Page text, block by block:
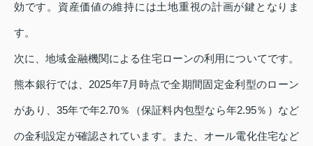
効です。資産価値の維持には土地重視の計画が鍵となりま
す。
次に、地域金融機関による住宅ローンの利用についてです。
熊本銀行では、2025年7月時点で全期間固定金利型のローン
があり、35年で年2.70％（保証料内包型なら年2.95％）など
の金利設定が確認されています。また、オール電化住宅など